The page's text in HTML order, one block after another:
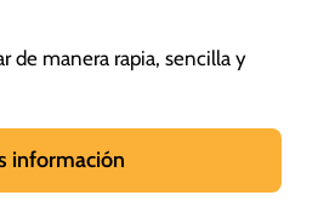
de manera rapia, sencilla y
información